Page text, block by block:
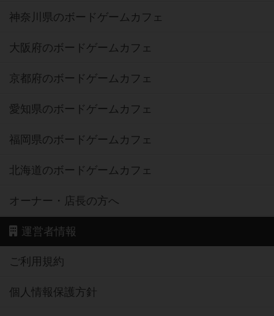
神奈川県のボードゲームカフェ
大阪府のボードゲームカフェ
京都府のボードゲームカフェ
愛知県のボードゲームカフェ
福岡県のボードゲームカフェ
北海道のボードゲームカフェ
オーナー・店長の方へ
運営者情報
ご利用規約
個人情報保護方針